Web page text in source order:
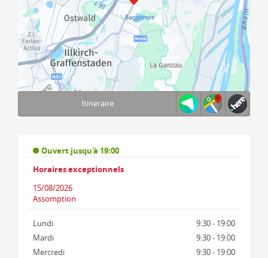
© 1987–2026 HERE, IGN, Deutschland
Itineraire
Ouvert jusqu'à 19:00
Horaires exceptionnels
15/08/2026
Assomption
Lundi
9:30 - 19:00
Mardi
9:30 - 19:00
Mercredi
9:30 - 19:00